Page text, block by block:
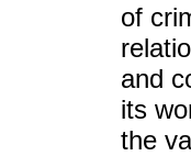
of
and
its
the